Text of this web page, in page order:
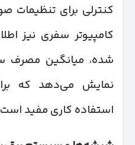
کنترلی برای تنظیمات
کامپیوتر سفری نیز
شده، میانگین مصرف
نمایش می‌دهد که
استفاده کاری مفید